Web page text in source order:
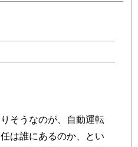
そうなのが、自動運転
は誰にあるのか、とい